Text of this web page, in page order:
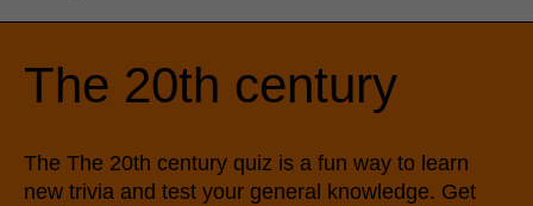
The 20th century
The The 20th century quiz is a fun way to learn
new trivia and test your general knowledge. Get